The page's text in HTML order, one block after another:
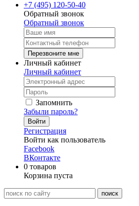
+7 (495) 120-50-40
Обратный звонок
Обратный звонок
Перезвоните мне
Личный кабинет
Личный кабинет
Запомнить
Забыли пароль?
Войти
Регистрация
Войти как пользователь
Facebook
ВКонтакте
0 товаров
Корзина пуста